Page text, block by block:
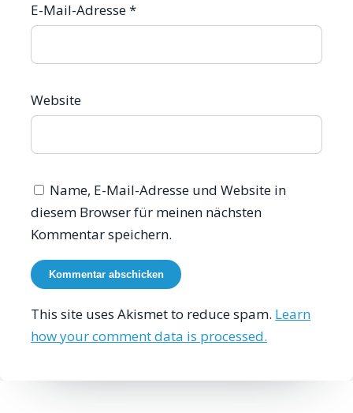
E-Mail-Adresse*
Website
Name, E-Mail-Adresse und Website in
diesem Browser für meinen nächsten
Kommentar speichern.
This site uses Akismet to reduce spam. Learn
how your comment data is processed.